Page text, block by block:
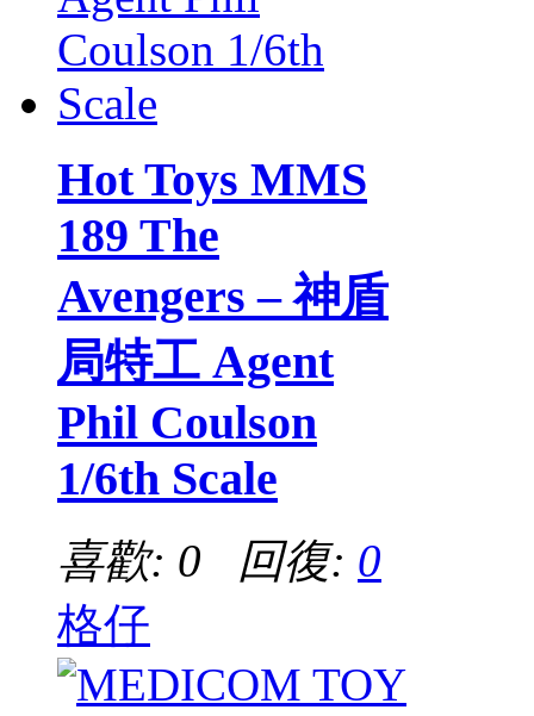
Hot Toys MMS
189 The
Avengers – 神盾
局特工 Agent
Phil Coulson
1/6th Scale
喜歡: 0 回復: 0
格仔